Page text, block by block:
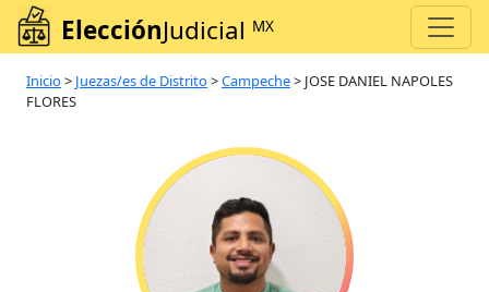
ElecciónJudicial MX
Inicio > Juezas/es de Distrito >Campeche> JOSE DANIEL NAPOLES
FLORES